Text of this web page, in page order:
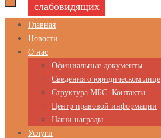
слабовидящих
Перейти
содержимому
Главная
Новости
О нас
Официальные документы
Сведения о юридическом лице
Структура МБС. Контакты.
Центр правовой информации
Наши награды
Услуги